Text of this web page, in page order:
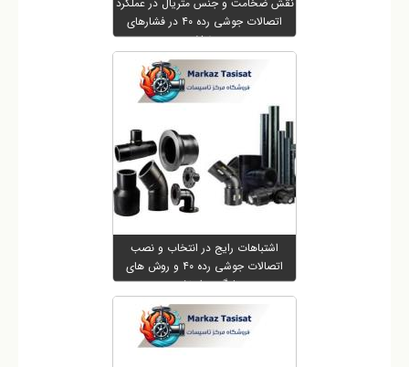
اتصالات جوشی رده ۴۰ در فشارهای
مختلف
اشتباهات رایج در انتخاب و نصب
اتصالات جوشی رده ۴۰ و روش های
جلوگیری از نشتی